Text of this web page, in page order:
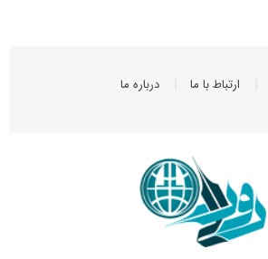
ارتباط با ما درباره ما